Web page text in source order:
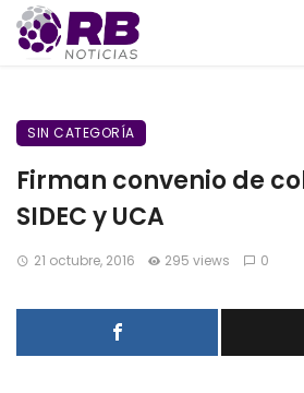
SIN CATEGORÍA
Firman convenio de
SIDEC y UCA
21 octubre, 2016 295 views 0